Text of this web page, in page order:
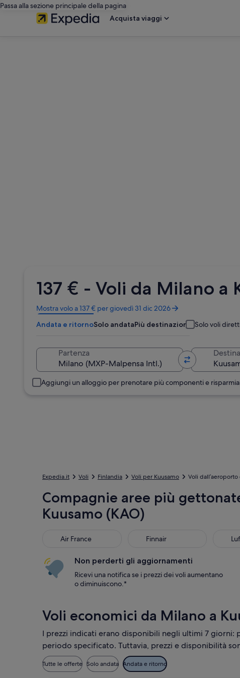
Passa alla sezione principale della pagina
Acquista viaggi
137 € - Voli da Milano a
Mostra volo a 137 € per giovedì 31 dic 2026
Apertura
in
un’altra
Andata e ritornoSolo andataPiù destinazioni Solo voli
Partenza
Aggiungi un alloggio per prenotare più componenti e
Expedia.it Voli Finlandia Voli per Kuusamo Voli
Compagnie aree più
Kuusamo (KAO)
Air France
Air France Finnair
Finnair
Non perderti gli aggiornamenti
Ricevi una notifica se i prezzi dei voli aumentano
o diminuiscono.*
Voli economici da Milano a
I prezzi indicati erano disponibili negli ultimi 7 giorni:
periodo specificato. Tuttavia, prezzi e disponibilità
Tutte le offerte Solo andata Andata e ritorno